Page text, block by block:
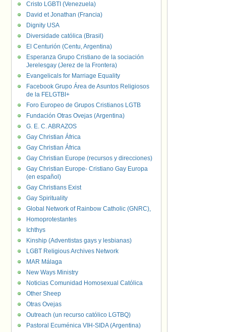
Cristo LGBTI (Venezuela)
David et Jonathan (Francia)
Dignity USA
Diversidade católica (Brasil)
El Centurión (Centu, Argentina)
Esperanza Grupo Cristiano de la sociación
Jerelesgay (Jerez de la Frontera)
Evangelicals for Marriage Equality
Facebook Grupo Área de Asuntos Religiosos
de la FELGTBI+
Foro Europeo de Grupos Cristianos LGTB
Fundación Otras Ovejas (Argentina)
G. E. C. ABRAZOS
Gay Christian África
Gay Christian África
Gay Christian Europe (recursos y direcciones)
Gay Christian Europe- Cristiano Gay Europa
(en español)
Gay Christians Exist
Gay Spirituality
Global Network of Rainbow Catholic (GNRC),
Homoprotestantes
Ichthys
Kinship (Adventistas gays y lesbianas)
LGBT Religious Archives Network
MAR Málaga
New Ways Ministry
Noticias Comunidad Homosexual Católica
Other Sheep
Otras Ovejas
Outreach (un recurso católico LGTBQ)
Pastoral Ecuménica VIH-SIDA (Argentina)